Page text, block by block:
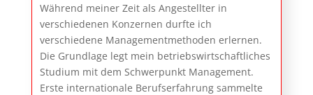
Während meiner Zeit als Angestellter in
verschiedenen Konzernen durfte ich
verschiedene Managementmethoden erlernen.
Die Grundlage legt mein betriebswirtschaftliches
Studium mit dem Schwerpunkt Management.
Erste internationale Berufserfahrung sammelte